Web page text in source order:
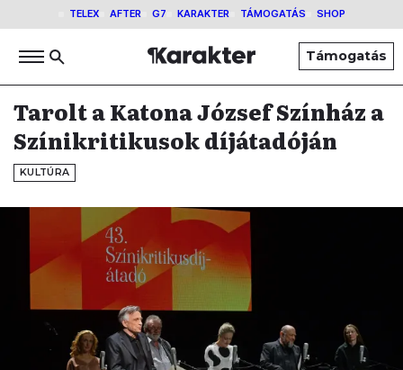
TELEX AFTER G7 KARAKTER TÁMOGATÁS SHOP
Támogatás
Tarolt a Katona József Színház a
Színikritikusok díjátadóján
KULTÚRA